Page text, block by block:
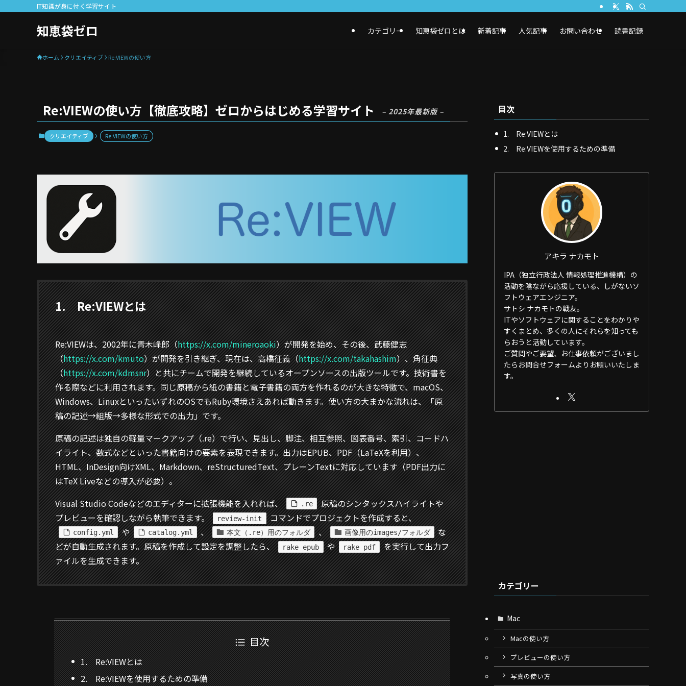
IT知識が身に付く学習サイト
知恵袋ゼロ カテゴリー 知恵袋ゼロとは 新着記事 人気記事 お問い合わせ 読書記録
ホーム クリエイティブ Re:VIEWの使い方
Re:VIEWの使い方【徹底攻略】ゼロからはじめる学習サイト – 2025年最新版 –
クリエイティブ Re:VIEWの使い方
1. Re:VIEWとは
Re:VIEWは、2002年に青木峰郎（https://x.com/mineroaoki）が開発を始め、その後、武藤健志
（https://x.com/kmuto）が開発を引き継ぎ、現在は、高橋征義（https://x.com/takahashim）、角征典
（https://x.com/kdmsnr）と共にチームで開発を継続しているオープンソースの出版ツールです。技術書を
作る際などに利用されます。同じ原稿から紙の書籍と電子書籍の両方を作れるのが大きな特徴で、macOS、
Windows、LinuxといったいずれのOSでもRuby環境さえあれば動きます。使い方の大まかな流れは、「原
稿の記述→組版→多様な形式での出力」です。
原稿の記述は独自の軽量マークアップ（.re）で行い、見出し、脚注、相互参照、図表番号、索引、コードハ
イライト、数式などといった書籍向けの要素を表現できます。出力はEPUB、PDF（LaTeXを利用）、
HTML、InDesign向けXML、Markdown、reStructuredText、プレーンTextに対応しています（PDF出力に
はTeX Liveなどの導入が必要）。
Visual Studio Codeなどのエディターに拡張機能を入れれば、
.re
原稿のシンタックスハイライトや
プレビューを確認しながら執筆できます。
review-init コマンドでプロジェクトを作成すると、
config.yml や catalog.yml 、 本文（.re）用のフォルダ 、 画像用のimages/フォルダ
な
どが自動生成されます。原稿を作成して設定を調整したら、
rake epub や rake pdf
を実行して出力フ
ァイルを生成できます。
目次
1. Re:VIEWとは
2. Re:VIEWを使用するための準備
目次
1. Re:VIEWとは
2. Re:VIEWを使用するための準備
アキラ ナカモト
IPA（独立行政法人 情報処理推進機構）の
活動を陰ながら応援している、しがないソ
フトウェアエンジニア。
サトシ ナカモトの戦友。
ITやソフトウェアに関することをわかりや
すくまとめ、多くの人にそれらを知っても
らおうと活動しています。
ご質問やご要望、お仕事依頼がございまし
たらお問合せフォームよりお願いいたしま
す。
カテゴリー
Mac
Macの使い方
プレビューの使い方
写真の使い方